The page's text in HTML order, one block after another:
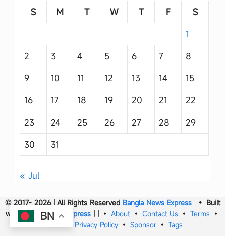
S
M T W T F
S
1
2
3 4 5 6 7
8
9
10 11 12 13 14
15
16
17 18 19 20 21
22
23
24 25 26 27 28
29
30
31
« Jul
© 2017- 2026 | All Rights Reserved Bangla News Express• Built
withBangla News Express | | • About • Contact Us • Terms •
Privacy Policy • Sponsor • Tags
BN